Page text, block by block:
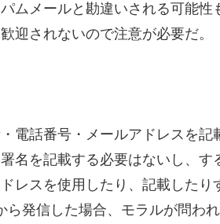
ムメールと勘違いされる可能性
迎されないので注意が必要だ。
電話番号・メールアドレスを記
名を記載する必要はないし、す
レスを使用したり、記載したり
発信した場合、モラルが問わ